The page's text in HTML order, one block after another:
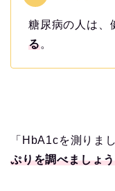
糖尿病の人は、
る。
「HbA1cを測りま
ぷりを調べましょ